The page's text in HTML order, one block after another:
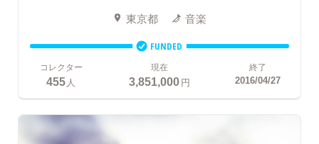
東京都 音楽
FUNDED
コレクター
455人
現在
3,851,000円
終了
2016/04/27